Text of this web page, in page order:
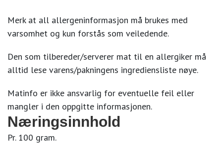
Merk at all allergeninformasjon må brukes med
varsomhet og kun forstås som veiledende.
Den som tilbereder/serverer mat til en allergiker må
alltid lese varens/pakningens ingrediensliste nøye.
Matinfo er ikke ansvarlig for eventuelle feil eller
mangler i den oppgitte informasjonen.
Næringsinnhold
Pr. 100 gram.